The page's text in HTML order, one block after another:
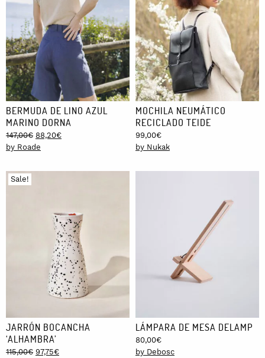
BERMUDA DE LINO AZUL
MARINO DORNA
147,00€ Original
price
147,00€.
88,20€Current
88,20€.
by Roade
MOCHILA NEUMÁTICO
RECICLADO TEIDE
99,00€
by Nukak
Sale!
JARRÓN BOCANCHA
‘ALHAMBRA’
115,00€ Original
97,75€Current
LÁMPARA DE MESA DELAMP
80,00€
by Debosc